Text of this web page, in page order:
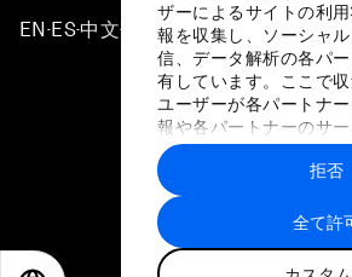
ザーによるサイトの利
報を収集し、ソーシャ
信、データ解析の各パ
有しています。ここで収
ユーザーが各パートナ
報や各パートナーのサ
に収集された情報と組
トナーによって使用され
す。
全て許
拒否
EN ▪ES▪中文▪ 日本語
プライバシーポリシーと
サイトマップ